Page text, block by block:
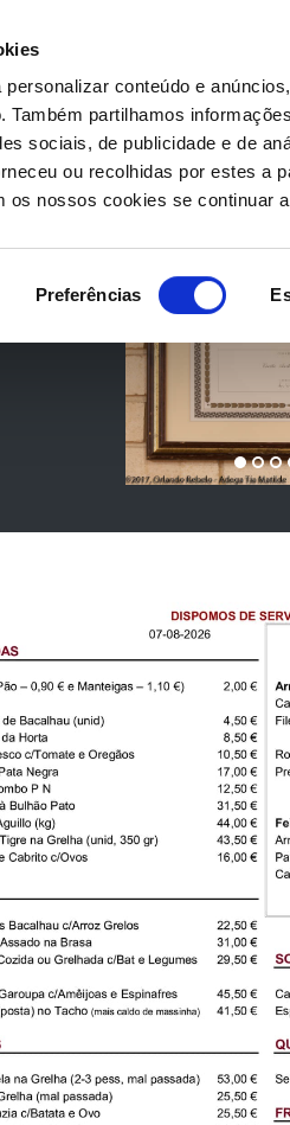
conteúdo e
Também partilhamos
sociais, de publicidade e de
ou recolhidas por estes a
os nossos cookies se continuar
Preferências